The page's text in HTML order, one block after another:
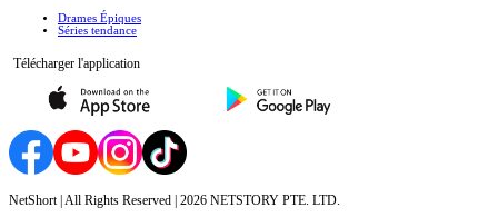
Drames Épiques
Séries tendance
Télécharger l'application
NetShort | All Rights Reserved | 2026 NETSTORY PTE. LTD.